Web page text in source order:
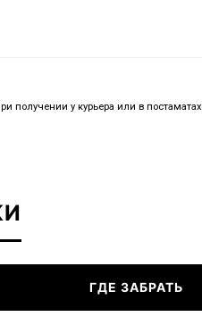
получении у курьера или в постаматах
ГДЕ ЗАБРАТЬ